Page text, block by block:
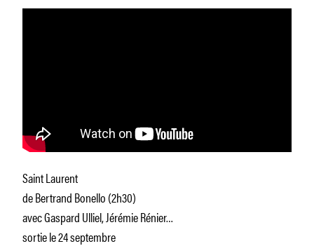
Saint Laurent
de Bertrand Bonello (2h30)
avec Gaspard Ulliel, Jérémie Rénier…
sortie le 24 septembre